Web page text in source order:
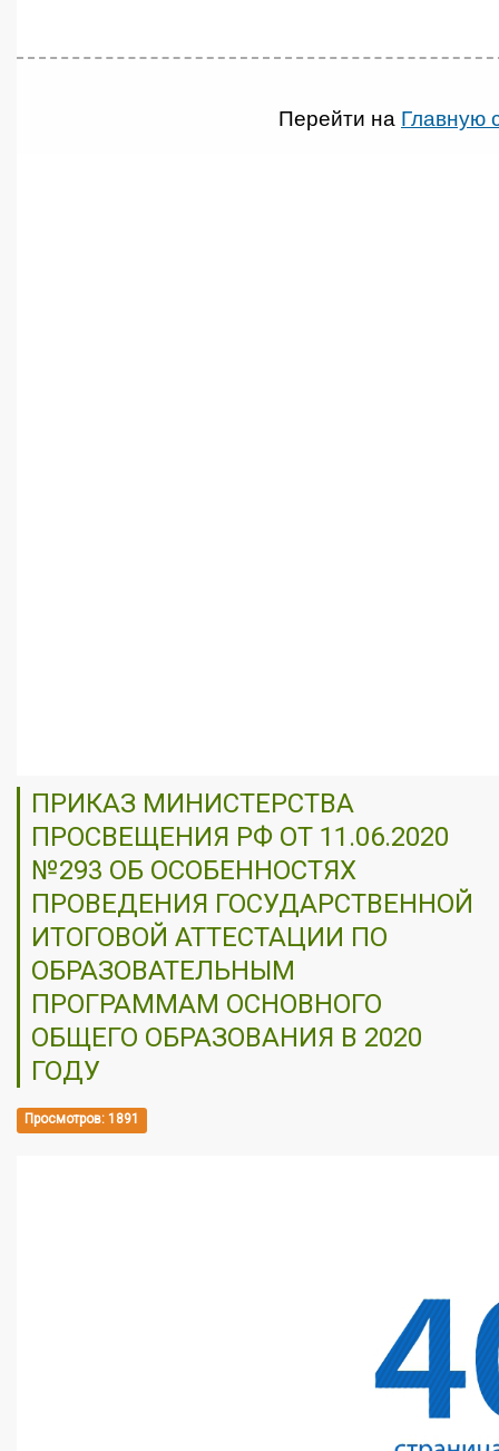
ПРИКАЗ МИНИСТЕРСТВА
ПРОСВЕЩЕНИЯ РФ ОТ 11.06.2020
№293 ОБ ОСОБЕННОСТЯХ
ПРОВЕДЕНИЯ ГОСУДАРСТВЕННОЙ
ИТОГОВОЙ АТТЕСТАЦИИ ПО
ОБРАЗОВАТЕЛЬНЫМ
ПРОГРАММАМ ОСНОВНОГО
ОБЩЕГО ОБРАЗОВАНИЯ В 2020
ГОДУ
Просмотров: 1891